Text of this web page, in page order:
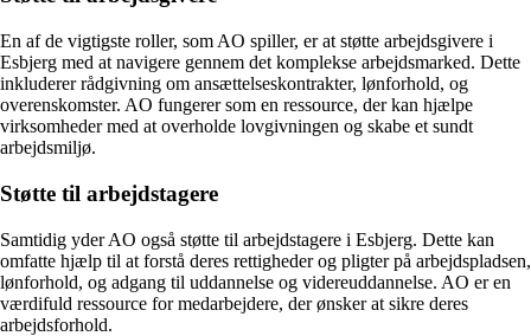
En af de vigtigste roller, som AO spiller, er at støtte arbejdsgivere i
Esbjerg med at navigere gennem det komplekse arbejdsmarked. Dette
inkluderer rådgivning om ansættelseskontrakter, lønforhold, og
overenskomster. AO fungerer som en ressource, der kan hjælpe
virksomheder med at overholde lovgivningen og skabe et sundt
arbejdsmiljø.
Støtte til arbejdstagere
Samtidig yder AO også støtte til arbejdstagere i Esbjerg. Dette kan
omfatte hjælp til at forstå deres rettigheder og pligter på arbejdspladsen,
lønforhold, og adgang til uddannelse og videreuddannelse. AO er en
værdifuld ressource for medarbejdere, der ønsker at sikre deres
arbejdsforhold.